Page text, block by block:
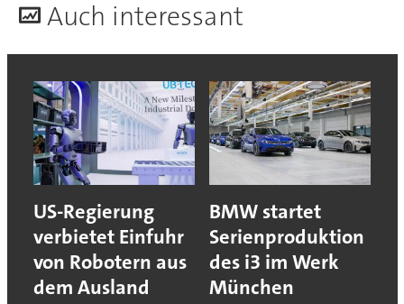
Auch interessant
US-Regierung
verbietet Einfuhr
von Robotern aus
dem Ausland
BMW startet
Serienproduktion
des i3 im Werk
München